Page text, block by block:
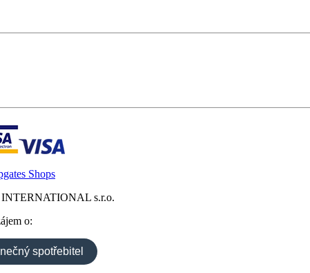
Shops
s.r.o.
o:
spotřebitel